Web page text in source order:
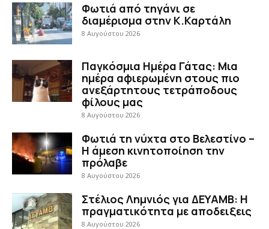
Φωτιά από τηγάνι σε
διαμέρισμα στην Κ.Καρτάλη
8 Αυγούστου 2026
Παγκόσμια Ημέρα Γάτας: Μια
ημέρα αφιερωμένη στους πιο
ανεξάρτητους τετράποδους
φίλους μας
8 Αυγούστου 2026
Φωτιά τη νύχτα στο Βελεστίνο –
Η άμεση κινητοποίηση την
πρόλαβε
8 Αυγούστου 2026
Στέλιος Λημνιός για ΔΕΥΑΜΒ: Η
πραγματικότητα με αποδειξεις
8 Αυγούστου 2026